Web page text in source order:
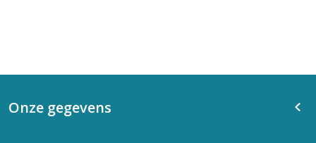
Onze gegevens